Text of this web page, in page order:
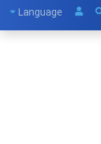
Language